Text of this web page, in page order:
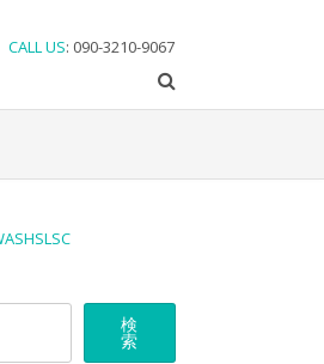
CALL US: 090-3210-9067
検
索